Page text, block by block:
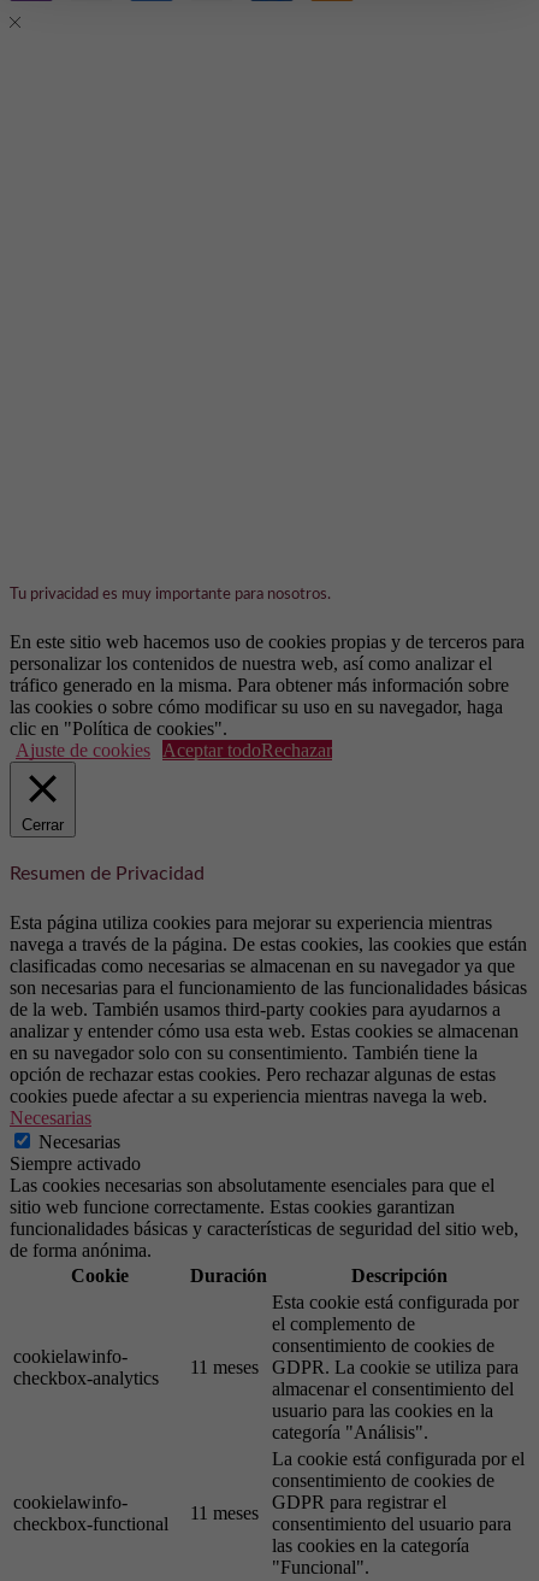
Tu privacidad es muy importante para nosotros.
En este sitio web hacemos uso de cookies propias y de terceros para
personalizar los contenidos de nuestra web, así como analizar el
tráfico generado en la misma. Para obtener más información sobre
las cookies o sobre cómo modificar su uso en su navegador, haga
clic en "Política de cookies".
Ajuste de cookies
Aceptar todoRechazar
Cerrar
Resumen de Privacidad
Esta página utiliza cookies para mejorar su experiencia mientras
navega a través de la página. De estas cookies, las cookies que están
clasificadas como necesarias se almacenan en su navegador ya que
son necesarias para el funcionamiento de las funcionalidades básicas
de la web. También usamos third-party cookies para ayudarnos a
analizar y entender cómo usa esta web. Estas cookies se almacenan
en su navegador solo con su consentimiento. También tiene la
opción de rechazar estas cookies. Pero rechazar algunas de estas
cookies puede afectar a su experiencia mientras navega la web.
Necesarias
Necesarias
Siempre activado
Las cookies necesarias son absolutamente esenciales para que el
sitio web funcione correctamente. Estas cookies garantizan
funcionalidades básicas y características de seguridad del sitio web,
de forma anónima.
Cookie
Duración Descripción
cookielawinfo-
checkbox-analytics
11 meses
Esta cookie está configurada por
el complemento de
consentimiento de cookies de
GDPR. La cookie se utiliza para
almacenar el consentimiento del
usuario para las cookies en la
categoría "Análisis".
cookielawinfo-
checkbox-functional
11 meses
La cookie está configurada por el
consentimiento de cookies de
GDPR para registrar el
consentimiento del usuario para
las cookies en la categoría
"Funcional".